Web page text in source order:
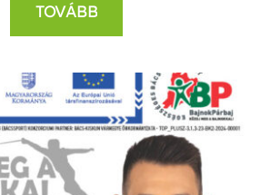
TOVÁBB